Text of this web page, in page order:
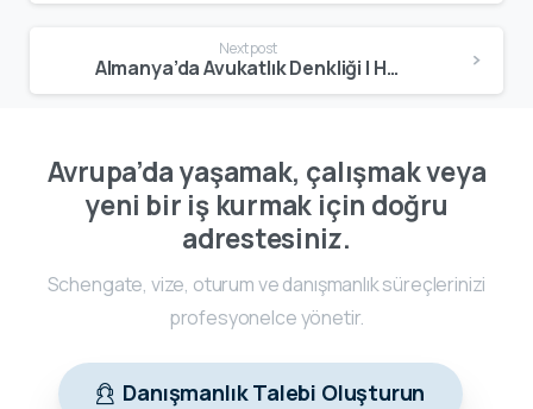
Next post
Almanya’da Avukatlık Denkliği | Hukuk Mezunları İçin Gerçekçi Rehber
Avrupa’da yaşamak, çalışmak veya
yeni bir iş kurmak için doğru
adrestesiniz.
Schengate, vize, oturum ve danışmanlık süreçlerinizi
profesyonelce yönetir.
Danışmanlık Talebi Oluşturun